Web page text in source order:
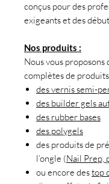
conçus pour des
exigeants et des
Nos produits :
Nous vous proposons
complètes de
des vernis semi-
des builder gels
des rubber bases
des polygels
des produits de
l’ongle (Nail Prep,
ou encore destop